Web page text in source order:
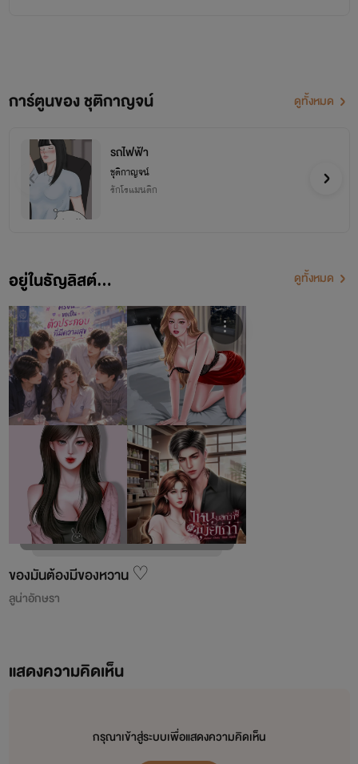
การ์ตูนของ ชุติกาญจน์ ดูทั้งหมด
รถไฟฟ้า
ชุติกาญจน์
รักโรแมนติก
อยู่ในธัญลิสต์... ดูทั้งหมด
ของมันต้องมีของหวาน ♡
ลูน่าอักษรา
แสดงความคิดเห็น
กรุณาเข้าสู่ระบบเพื่อแสดงความคิดเห็น